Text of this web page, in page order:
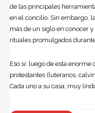
de las principales
en el concilio. Sin embargo,
más de un siglo en conocer
rituales promulgados
Eso sí: luego de esta enorme
protestantes (luteranos,
Cada uno a su casa, muy